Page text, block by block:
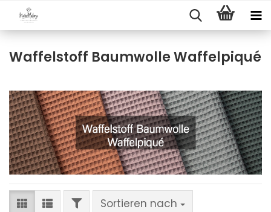
Waffelstoff Baumwolle Waffelpiqué
FILTERSortieren nach
Sortieren nach